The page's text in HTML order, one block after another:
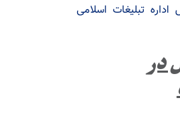
تبلیغات اسلامی
در